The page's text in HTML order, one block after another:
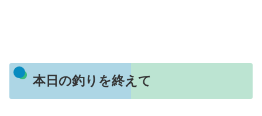
本日の釣りを終えて